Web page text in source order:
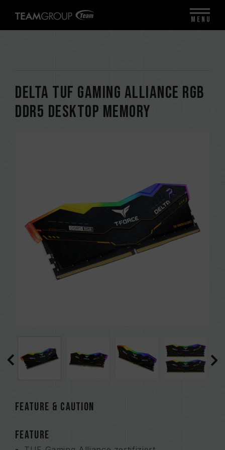
DELTA TUF Gaming Alliance RGB
DDR5 DESKTOP MEMORY
FEATURE & CAUTION
FEATURE
MENU